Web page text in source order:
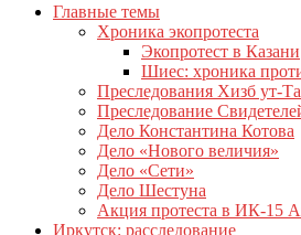
Главные темы
Хроника экопротеста
Экопротест в Казани
Шиес: хроника
Преследования Хизб ут-
Преследование
Дело Константина Котова
Дело «Нового величия»
Дело «Сети»
Дело Шестуна
Акция протеста в ИК-15
Иркутск: расследование